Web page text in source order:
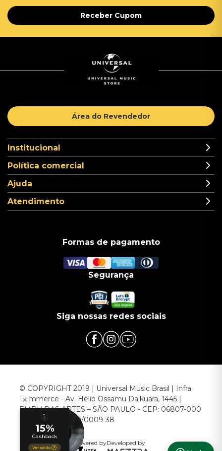
Receber Cupom
Área do Revendedor
Institucional
Política comercial
Ajuda
Atendimento
Formas de pagamento
Segurança
Siga nossas redes sociais
© COPYRIGHT 2019 | Universal Music Brasil | Infra
Commerce - Av. Hélio Ossamu Daikuara, 1445 |
EMBU DAS ARTES – SÃO PAULO - CEP: 06807-000
CNPJ: 00.952.789/0009-38
Powered byDeveloped by